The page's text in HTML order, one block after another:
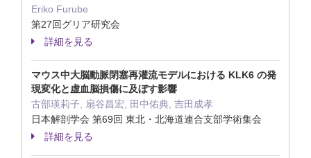
Eriko Furube
第27回グリア研究会
詳細を見る
マウス中大脳動脈閉塞再灌流モデルにおける KLK6 の発
現変化と虚血脳損傷に及ぼす影響
古部瑛莉子, 扇谷昌宏, 田中佑典, 吉田成孝
日本解剖学会 第69回 東北・北海道連合支部学術集会
詳細を見る